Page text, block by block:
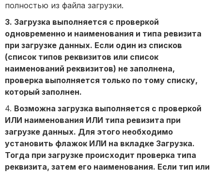
полностью из файла загрузки.
3. Загрузка выполняется с проверкой
одновременно и наименования и типа ревизита
при загрузке данных. Если один из списков
(список типов реквизитов или список
наименований реквизитов) не заполнена,
проверка выполняется только по тому списку,
который заполнен.
4. Возможна загрузка выполняется с проверкой
ИЛИ наименования ИЛИ типа ревизита при
загрузке данных. Для этого необходимо
установить флажок ИЛИ на вкладке Загрузка.
Тогда при загрузке происходит проверка типа
реквизита, затем его наименования. Если тип или